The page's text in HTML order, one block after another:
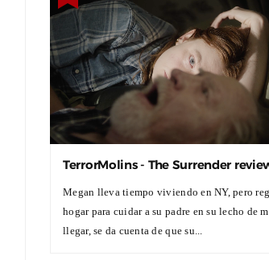
TerrorMolins - The Surrender
Megan lleva tiempo viviendo en NY, pero
hogar para cuidar a su padre en su lecho de
llegar, se da cuenta de que su...